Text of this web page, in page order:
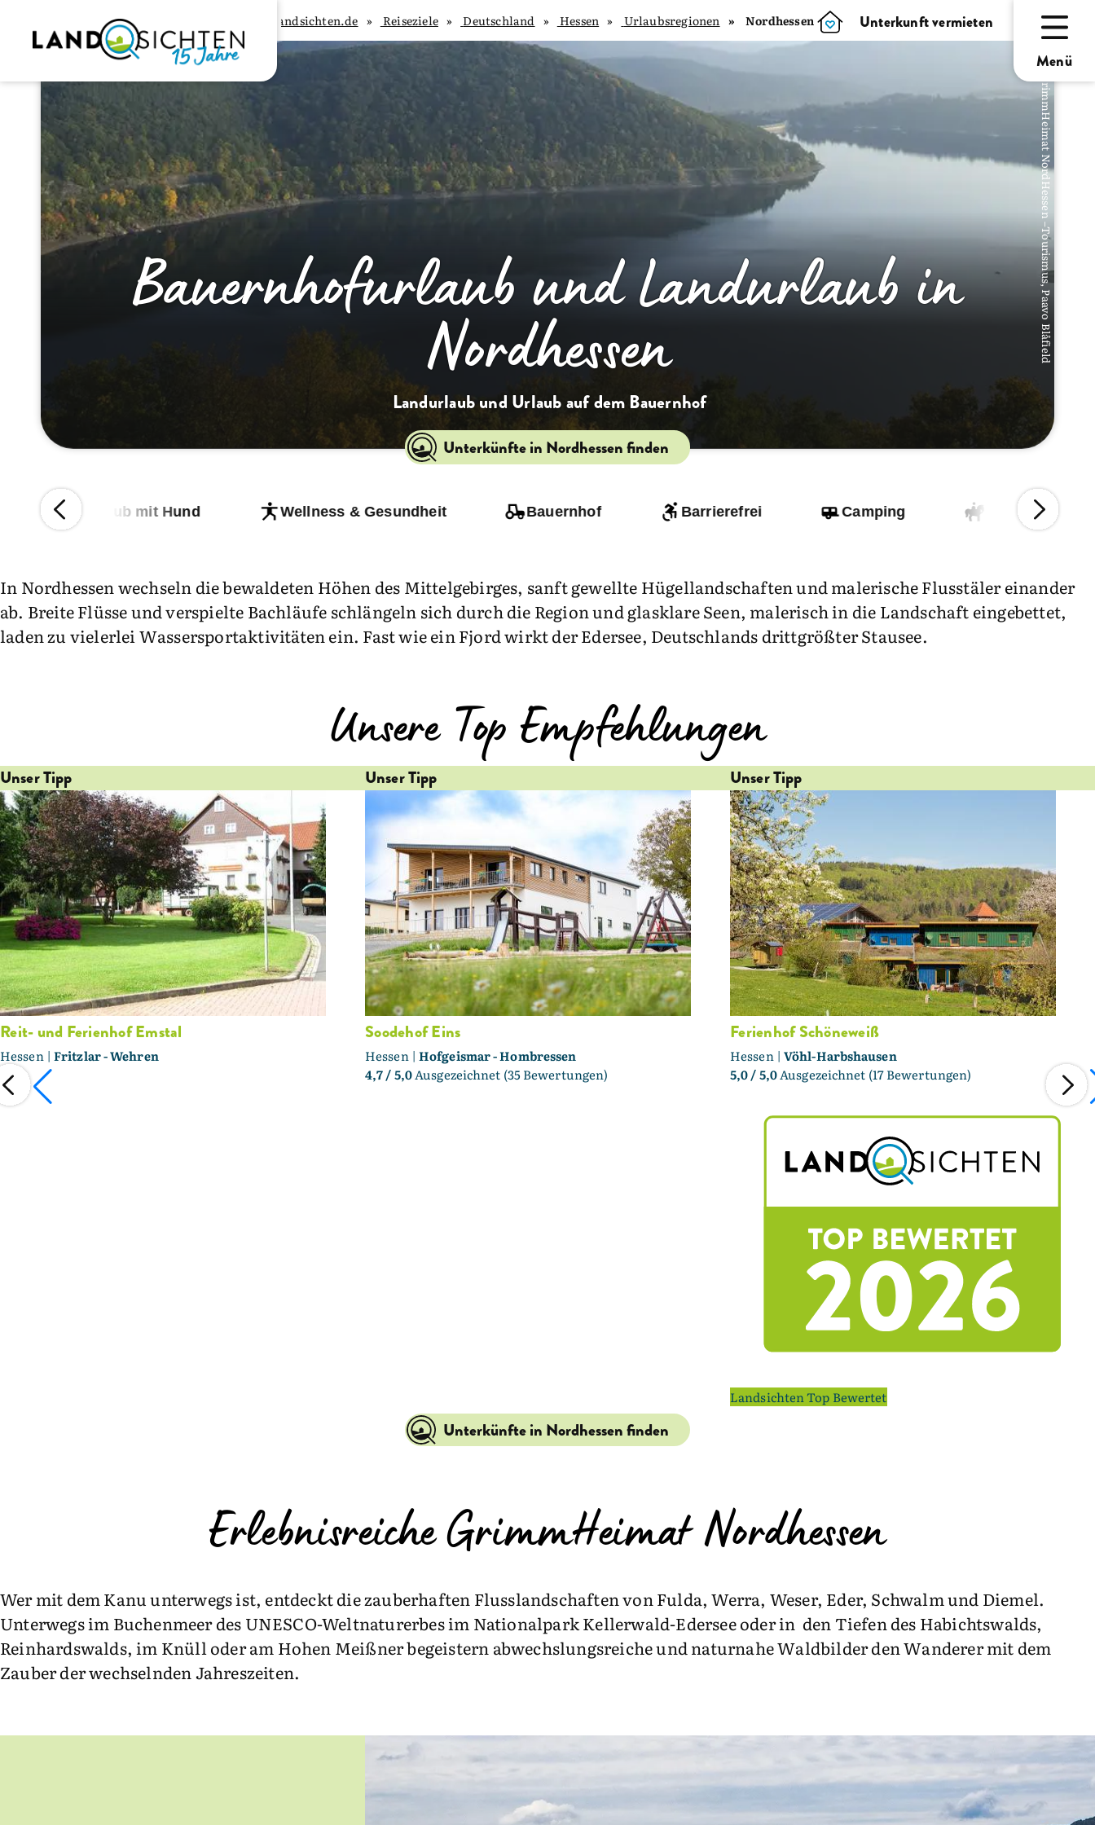
Nordhessen
Urlaubsregionen
Hessen
Deutschland
Reiseziele
Landsichten.de
Unterkunft vermieten
Menü
© GrimmHeimat NordHessen –Tourismus, Paavo Blåfield
Bauernhofurlaub und Landurlaub in
Nordhessen
Landurlaub und Urlaub auf dem Bauernhof
Unterkünfte in Nordhessen finden
Urlaub mit Hund Wellness & Gesundheit Bauernhof Barrierefrei Camping Reiterhof
In Nordhessen wechseln die bewaldeten Höhen des Mittelgebirges, sanft gewellte Hügellandschaften und malerische Flusstäler einander
ab. Breite Flüsse und verspielte Bachläufe schlängeln sich durch die Region und glasklare Seen, malerisch in die Landschaft eingebettet,
laden zu vielerlei Wassersportaktivitäten ein. Fast wie ein Fjord wirkt der Edersee, Deutschlands drittgrößter Stausee.
Unsere Top Empfehlungen
Unser Tipp
Reit- und Ferienhof Emstal
Hessen | Fritzlar - Wehren
Unser Tipp
Soodehof Eins
Hessen | Hofgeismar - Hombressen
4,7/ 5,0Ausgezeichnet (35 Bewertungen)
Unser Tipp
Ferienhof Schöneweiß
Hessen | Vöhl-Harbshausen
5,0/ 5,0Ausgezeichnet (17 Bewertungen)
Landsichten Top Bewertet
Unterkünfte in Nordhessen finden
Erlebnisreiche GrimmHeimat Nordhessen
Wer mit dem Kanu unterwegs ist, entdeckt die zauberhaften Flusslandschaften von Fulda, Werra, Weser, Eder, Schwalm und Diemel.
Unterwegs im Buchenmeer des UNESCO-Weltnaturerbes im Nationalpark Kellerwald-Edersee oder in den Tiefen des Habichtswalds,
Reinhardswalds, im Knüll oder am Hohen Meißner begeistern abwechslungsreiche und naturnahe Waldbilder den Wanderer mit dem
Zauber der wechselnden Jahreszeiten.